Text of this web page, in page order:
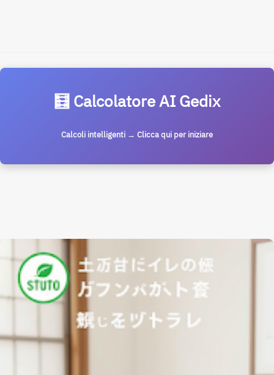
🧮 Calcolatore AI Gedix
Calcoli intelligenti → Clicca qui per iniziare